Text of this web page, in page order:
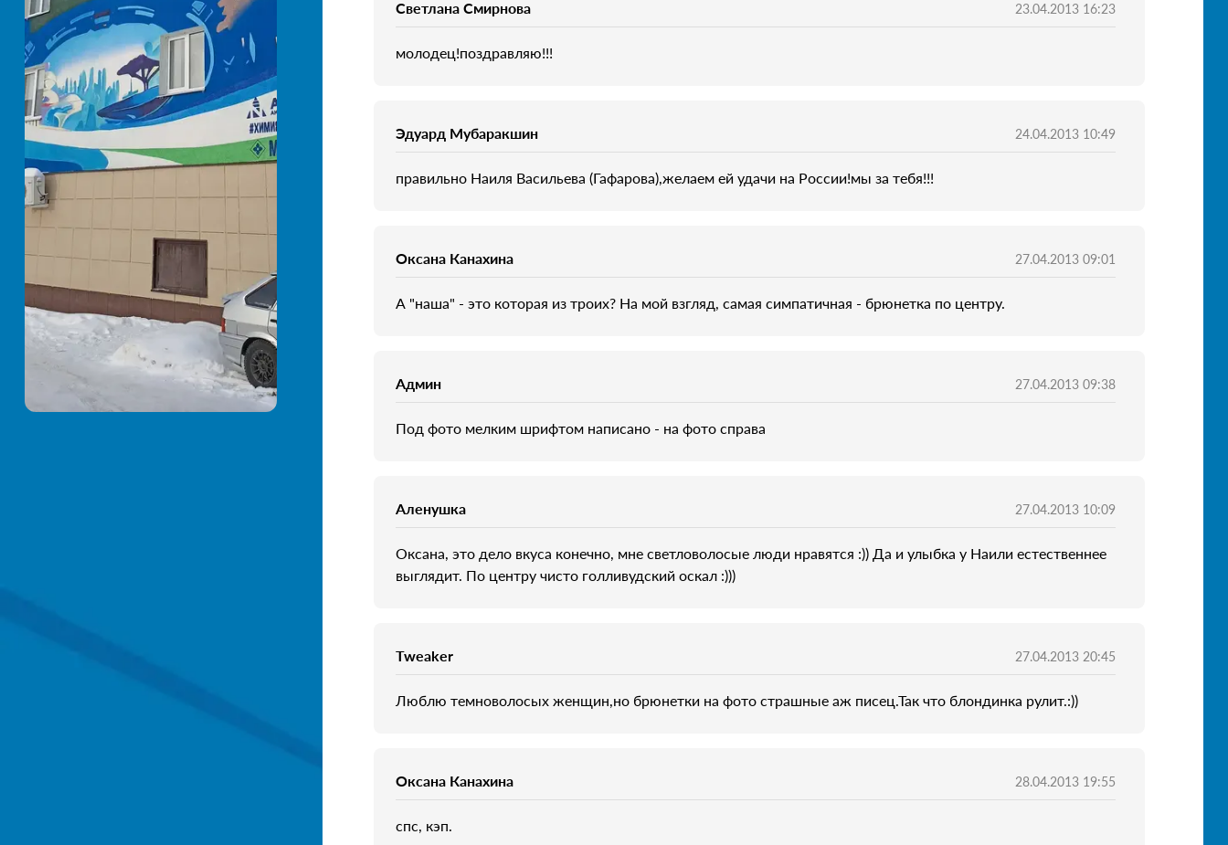
Светлана Смирнова 23.04.2013 16:23
молодец!поздравляю!!!
Эдуард Мубаракшин 24.04.2013 10:49
правильно Наиля Васильева (Гафарова),желаем ей удачи на России!мы за тебя!!!
Оксана Канахина 27.04.2013 09:01
А "наша" - это которая из троих? На мой взгляд, самая симпатичная - брюнетка по центру.
Админ 27.04.2013 09:38
Под фото мелким шрифтом написано - на фото справа
Аленушка 27.04.2013 10:09
Оксана, это дело вкуса конечно, мне светловолосые люди нравятся :)) Да и улыбка у Наили естественнее
выглядит. По центру чисто голливудский оскал :)))
Tweaker 27.04.2013 20:45
Люблю темноволосых женщин,но брюнетки на фото страшные аж писец.Так что блондинка рулит.:))
Оксана Канахина 28.04.2013 19:55
спс, кэп.